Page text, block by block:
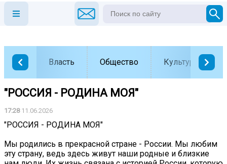
Власть Общество Культура
"РОССИЯ - РОДИНА МОЯ"
17:2811.06.2026
"РОССИЯ - РОДИНА МОЯ"
Мы родились в прекрасной стране - России. Мы любим
эту страну, ведь здесь живут наши родные и близкие